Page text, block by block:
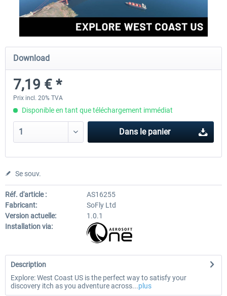
Perfect Flight - Flying Germany MSFS
15,00 € *
Download
7,19 € *
Prix incl. 20% TVA
Disponible en tant que téléchargement immédiat
Dans le panier
Se souv.
Réf. d'article :
AS16255
Fabricant:
SoFly Ltd
Version actuelle:
1.0.1
Installation via:
Description
Explore: West Coast US is the perfect way to satisfy your
discovery itch as you adventure across...plus